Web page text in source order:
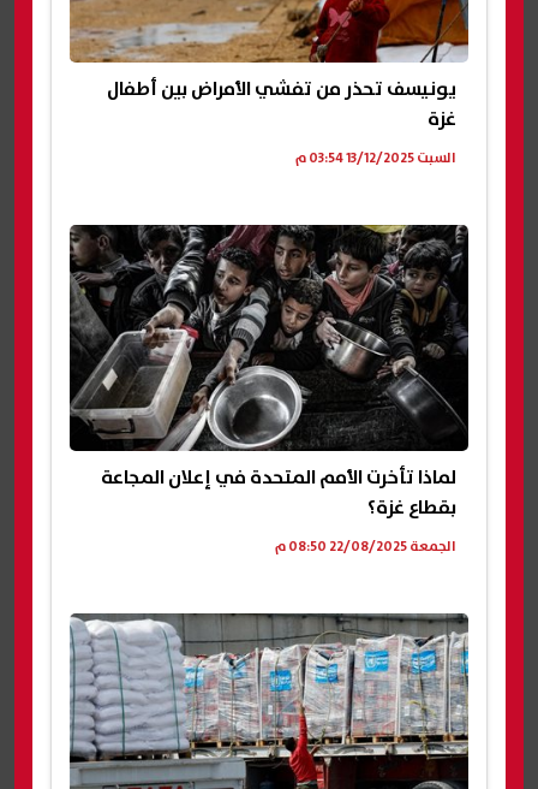
يونيسف تحذر من تفشي الأمراض بين أطفال
غزة
السبت 13/12/2025 03:54 م
لماذا تأخرت الأمم المتحدة في إعلان المجاعة
بقطاع غزة؟
الجمعة 22/08/2025 08:50 م